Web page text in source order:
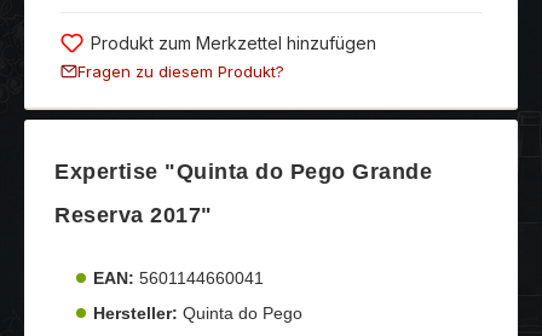
Produkt zum Merkzettel hinzufügen
Fragen zu diesem Produkt?
Expertise "Quinta do Pego Grande
Reserva 2017"
EAN: 5601144660041
Hersteller: Quinta do Pego